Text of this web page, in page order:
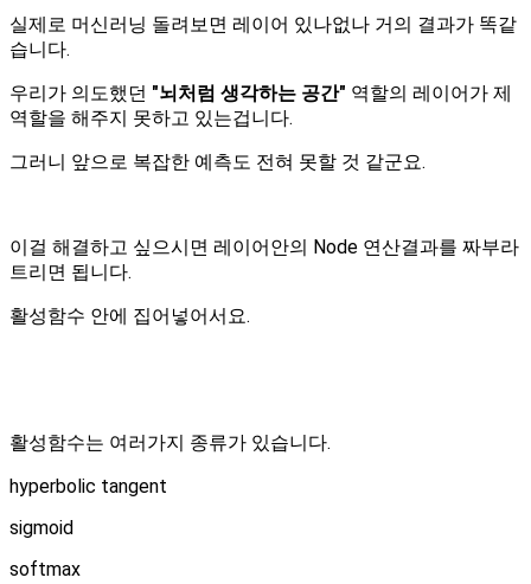
실제로 머신러닝 돌려보면 레이어 있나없나 거의 결과가 똑같
습니다.
우리가 의도했던 "뇌처럼 생각하는 공간" 역할의 레이어가 제
역할을 해주지 못하고 있는겁니다.
그러니 앞으로 복잡한 예측도 전혀 못할 것 같군요.
이걸 해결하고 싶으시면 레이어안의 Node 연산결과를 짜부라
트리면 됩니다.
활성함수 안에 집어넣어서요.
활성함수는 여러가지 종류가 있습니다.
hyperbolic tangent
sigmoid
softmax